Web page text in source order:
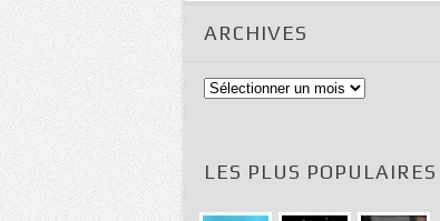
ARCHIVES
Archives
LES PLUS POPULAIRES